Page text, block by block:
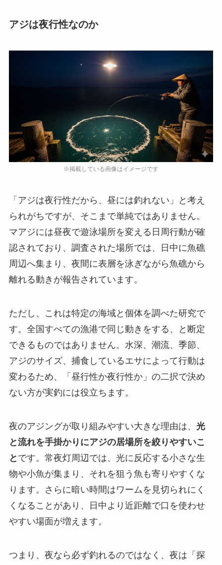
アジは夜行性なのか
「アジは夜行性だから、昼には釣れない」と考え
られがちですが、そこまで単純ではありません。
マアジには昼夜で遊泳場所を変える日周行動が確
認されており、調査された場所では、日中に魚礁
周辺へ集まり、夜間に表層を泳ぎながら魚礁から
離れる動きが報告されています。
ただし、これは特定の海域と個体を調べた研究で
す。全国すべての漁港で同じ動きをする、と断定
できるものではありません。水深、潮流、季節、
アジのサイズ、捕食しているエサによって行動は
変わるため、「昼行性か夜行性か」の二択で決め
ない方が実釣には役立ちます。
夜のアジングが取り組みやすい大きな理由は、 光
と流れを手掛かりにアジの居場所を絞りやすいこ
と です。常夜灯周辺では、光に反応する小さな生
物や小魚が集まり、それを狙う魚も寄りやすくな
ります。さらに暗い時間はワームを見切られにく
くなることがあり、日中より近距離で口を使わせ
やすい場面が増えます。
つまり、夜なら必ず釣れるのではなく、夜は「探